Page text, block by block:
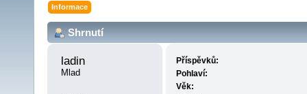
Informace
Shrnutí
ladin
Mlad
Příspěvků:
Pohlaví:
Věk: